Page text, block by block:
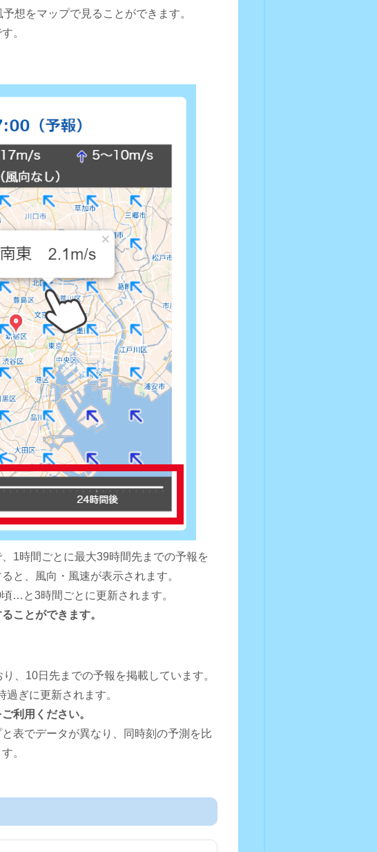
想をマップで見ることができます。
。
1時間ごとに最大39時間先までの予報を
と、風向・風速が表示されます。
…と3時間ごとに更新されます。
ことができます。
、10日先までの予報を掲載しています。
ぎに更新されます。
利用ください。
表でデータが異なり、同時刻の予測を比
。